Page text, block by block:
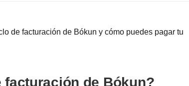
de facturación de Bókun y cómo puedes pagar tu
facturación de Bókun?